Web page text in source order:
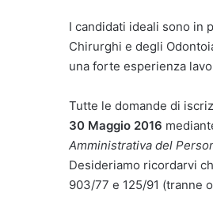
I candidati ideali sono in
Chirurghi e degli
una forte esperienza
Tutte le domande di
30 Maggio 2016
Amministrativa del
Desideriamo ricordarvi
903/77 e 125/91 (tranne